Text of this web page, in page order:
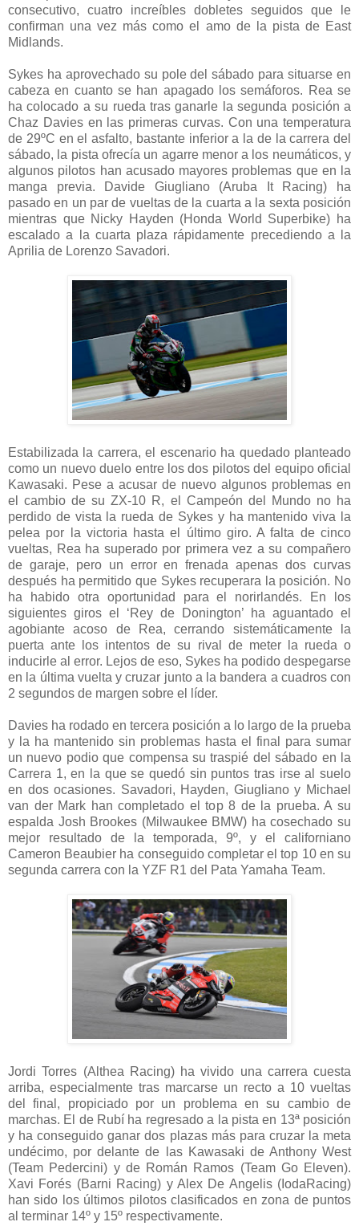
consecutivo, cuatro increíbles dobletes seguidos que le
confirman una vez más como el amo de la pista de East
Midlands.
Sykes ha aprovechado su pole del sábado para situarse en
cabeza en cuanto se han apagado los semáforos. Rea se
ha colocado a su rueda tras ganarle la segunda posición a
Chaz Davies en las primeras curvas. Con una temperatura
de 29ºC en el asfalto, bastante inferior a la de la carrera del
sábado, la pista ofrecía un agarre menor a los neumáticos, y
algunos pilotos han acusado mayores problemas que en la
manga previa. Davide Giugliano (Aruba It Racing) ha
pasado en un par de vueltas de la cuarta a la sexta posición
mientras que Nicky Hayden (Honda World Superbike) ha
escalado a la cuarta plaza rápidamente precediendo a la
Aprilia de Lorenzo Savadori.
Estabilizada la carrera, el escenario ha quedado planteado
como un nuevo duelo entre los dos pilotos del equipo oficial
Kawasaki. Pese a acusar de nuevo algunos problemas en
el cambio de su ZX-10 R, el Campeón del Mundo no ha
perdido de vista la rueda de Sykes y ha mantenido viva la
pelea por la victoria hasta el último giro. A falta de cinco
vueltas, Rea ha superado por primera vez a su compañero
de garaje, pero un error en frenada apenas dos curvas
después ha permitido que Sykes recuperara la posición. No
ha habido otra oportunidad para el norirlandés. En los
siguientes giros el ‘Rey de Donington’ ha aguantado el
agobiante acoso de Rea, cerrando sistemáticamente la
puerta ante los intentos de su rival de meter la rueda o
inducirle al error. Lejos de eso, Sykes ha podido despegarse
en la última vuelta y cruzar junto a la bandera a cuadros con
2 segundos de margen sobre el líder.
Davies ha rodado en tercera posición a lo largo de la prueba
y la ha mantenido sin problemas hasta el final para sumar
un nuevo podio que compensa su traspié del sábado en la
Carrera 1, en la que se quedó sin puntos tras irse al suelo
en dos ocasiones. Savadori, Hayden, Giugliano y Michael
van der Mark han completado el top 8 de la prueba. A su
espalda Josh Brookes (Milwaukee BMW) ha cosechado su
mejor resultado de la temporada, 9º, y el californiano
Cameron Beaubier ha conseguido completar el top 10 en su
segunda carrera con la YZF R1 del Pata Yamaha Team.
Jordi Torres (Althea Racing) ha vivido una carrera cuesta
arriba, especialmente tras marcarse un recto a 10 vueltas
del final, propiciado por un problema en su cambio de
marchas. El de Rubí ha regresado a la pista en 13ª posición
y ha conseguido ganar dos plazas más para cruzar la meta
undécimo, por delante de las Kawasaki de Anthony West
(Team Pedercini) y de Román Ramos (Team Go Eleven).
Xavi Forés (Barni Racing) y Alex De Angelis (IodaRacing)
han sido los últimos pilotos clasificados en zona de puntos
al terminar 14º y 15º respectivamente.